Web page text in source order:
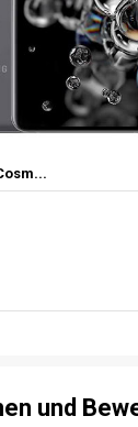
und